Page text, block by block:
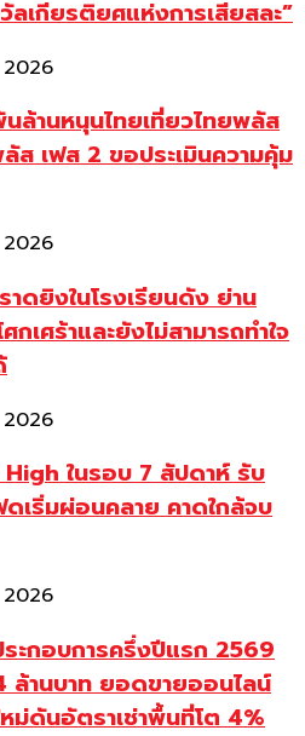
เกียรติยศแห่งการเสียสละ”
ล้านหนุนไทยเที่ยวไทยพลัส
ส เฟส 2 ขอประเมินความคุ้ม
ดยิงในโรงเรียนดัง ย่าน
เศร้าและยังไม่สามารถทำใจ
ในรอบ 7 สัปดาห์ รับ
เริ่มผ่อนคลาย คาดใกล้จบ
ะกอบการครึ่งปีแรก 2569
ล้านบาท ยอดขายออนไลน์
ม่ดันอัตราเช่าพื้นที่โต 4%